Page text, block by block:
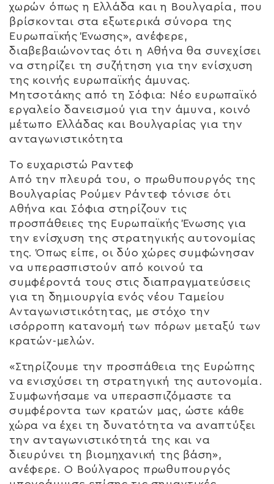
χωρών όπως η Ελλάδα και η Βουλγαρία, που
βρίσκονται στα εξωτερικά σύνορα της
Ευρωπαϊκής Ένωσης», ανέφερε,
διαβεβαιώνοντας ότι η Αθήνα θα συνεχίσει
να στηρίζει τη συζήτηση για την ενίσχυση
της κοινής ευρωπαϊκής άμυνας.
Μητσοτάκης από τη Σόφια: Νέο ευρωπαϊκό
εργαλείο δανεισμού για την άμυνα, κοινό
μέτωπο Ελλάδας και Βουλγαρίας για την
ανταγωνιστικότητα
Το ευχαριστώ Ραντεφ
Από την πλευρά του, ο πρωθυπουργός της
Βουλγαρίας Ρούμεν Ράντεφ τόνισε ότι
Αθήνα και Σόφια στηρίζουν τις
προσπάθειες της Ευρωπαϊκής Ένωσης για
την ενίσχυση της στρατηγικής αυτονομίας
της. Όπως είπε, οι δύο χώρες συμφώνησαν
να υπερασπιστούν από κοινού τα
συμφέροντά τους στις διαπραγματεύσεις
για τη δημιουργία ενός νέου Ταμείου
Ανταγωνιστικότητας, με στόχο την
ισόρροπη κατανομή των πόρων μεταξύ των
κρατών-μελών.
«Στηρίζουμε την προσπάθεια της Ευρώπης
να ενισχύσει τη στρατηγική της αυτονομία.
Συμφωνήσαμε να υπερασπιζόμαστε τα
συμφέροντα των κρατών μας, ώστε κάθε
χώρα να έχει τη δυνατότητα να αναπτύξει
την ανταγωνιστικότητά της και να
διευρύνει τη βιομηχανική της βάση»,
ανέφερε. Ο Βούλγαρος πρωθυπουργός